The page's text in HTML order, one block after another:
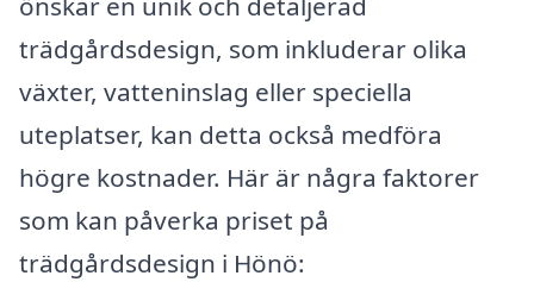
trädgårdsdesign, som inkluderar olika
växter, vatteninslag eller speciella
uteplatser, kan detta också medföra
högre kostnader. Här är några faktorer
som kan påverka priset på
trädgårdsdesign i Hönö: